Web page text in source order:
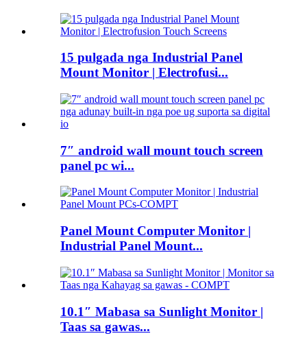
15 pulgada nga Industrial Panel
Mount Monitor | Electrofusi...
7″ android wall mount touch screen
panel pc wi...
Panel Mount Computer Monitor |
Industrial Panel Mount...
10.1″ Mabasa sa Sunlight Monitor |
Taas sa gawas...